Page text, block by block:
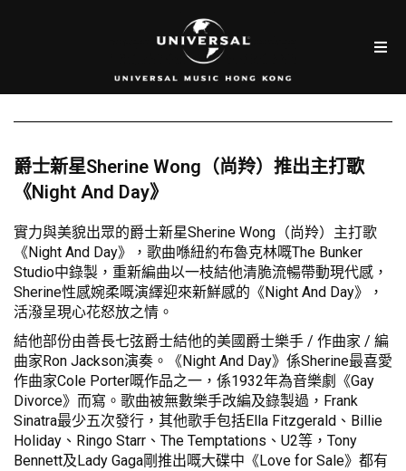
爵士新星Sherine Wong（尚羚）推出主打歌
《Night And Day》
實力與美貌出眾的爵士新星Sherine Wong（尚羚）主打歌
《Night And Day》，歌曲喺紐約布魯克林嘅The Bunker
Studio中錄製，重新編曲以一枝結他清脆流暢帶動現代感，
Sherine性感婉柔嘅演繹迎來新鮮感的《Night And Day》，
活潑呈現心花怒放之情。
結他部份由善長七弦爵士結他的美國爵士樂手 / 作曲家 / 編
曲家Ron Jackson演奏。《Night And Day》係Sherine最喜愛
作曲家Cole Porter嘅作品之一，係1932年為音樂劇《Gay
Divorce》而寫。歌曲被無數樂手改編及錄製過，Frank
Sinatra最少五次發行，其他歌手包括Ella Fitzgerald、Billie
Holiday、Ringo Starr、The Temptations、U2等，Tony
Bennett及Lady Gaga剛推出嘅大碟中《Love for Sale》都有